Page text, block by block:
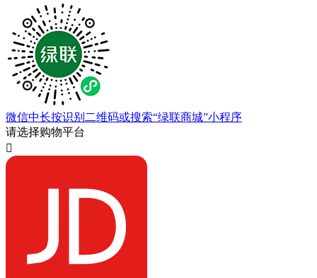
微信中长按识别二维码或搜索“绿联商城”小程序
请选择购物平台
